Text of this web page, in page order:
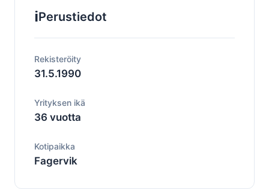
ℹ️Perustiedot
Rekisteröity
31.5.1990
Yrityksen ikä
36 vuotta
Kotipaikka
Fagervik